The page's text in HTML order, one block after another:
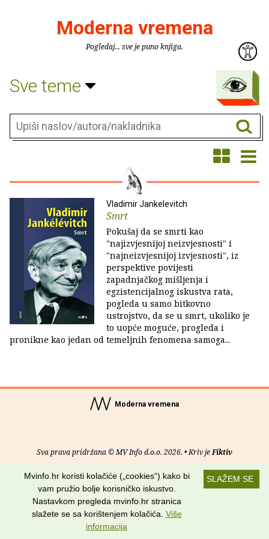
Moderna vremena
Pogledaj... sve je puno knjiga.
Sve teme
Vladimir Jankelevitch
Smrt
Pokušaj da se smrti kao
"najizvjesnijoj neizvjesnosti" i
"najneizvjesnijoj izvjesnosti", iz
perspektive povijesti
zapadnjačkog mišljenja i
egzistencijalnog iskustva rata,
pogleda u samo bitkovno
ustrojstvo, da se u smrt, ukoliko je
to uopće moguće, progleda i
pronikne kao jedan od temeljnih fenomena samoga...
Moderna vremena
Sva prava pridržana © MV Info d.o.o. 2026. • Kriv jeFiktiv
O nama• Pomoć•Uvjeti korištenja•RSS kanali
Potraži nas na:
SLAŽEM SE
Mvinfo.hr koristi kolačiće („cookies“) kako bi
vam pružio bolje korisničko iskustvo.
Nastavkom pregleda mvinfo.hr stranica
slažete se sa korištenjem kolačića. Više
informacija